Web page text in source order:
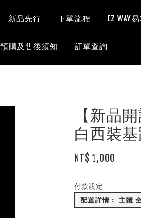
新品先行 下單流程 EZ WAY
預購及售後須知 訂單查詢
【新品
白西裝
NT$ 1,000
付款設定
配置詳情： 主體